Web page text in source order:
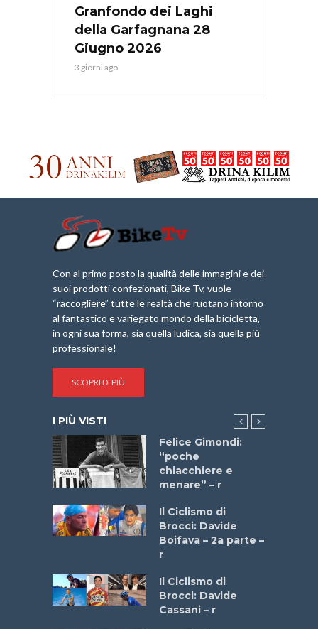
Granfondo dei Laghi
della Garfagnana 28
Giugno 2026
3 giorni ago
Con al primo posto la qualità delle immagini e dei
suoi prodotti confezionati, Bike Tv, vuole
“raccogliere” tutte le realtà che ruotano intorno
al fantastico e variegato mondo della bicicletta,
in ogni sua forma, sia quella ludica, sia quella più
professionale!
SCOPRI DI PIÙ
I PIÙ VISTI
Felice Gimondi:
“poche
chiacchiere e
menare” – r
Il Ciclismo di
Brocci: Davide
Boifava – 2a parte –
r
Il Ciclismo di
Brocci: Davide
Cassani – r